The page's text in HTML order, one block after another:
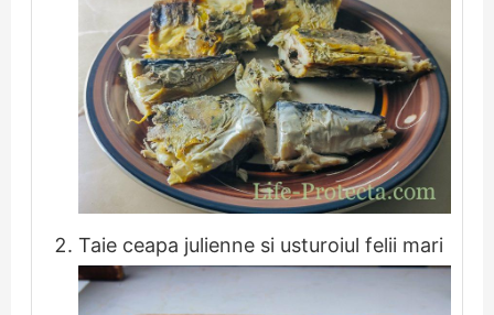
Taie ceapa julienne si usturoiul felii mari